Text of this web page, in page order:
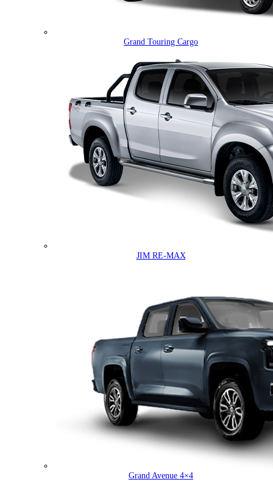
Grand Touring Cargo
JIM RE-MAX
Grand Avenue 4×4